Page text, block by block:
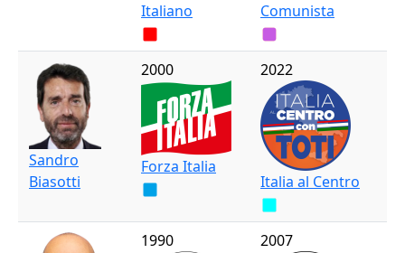
Italiano
Comunista
Sandro
Biasotti
2000
Forza Italia
2022
Italia al Centro
1990 2007